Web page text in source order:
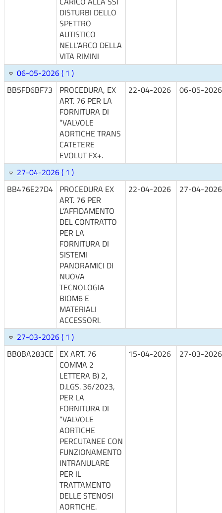
DISTURBI DELLO
SPETTRO
AUTISTICO
NELL’ARCO DELLA
VITA RIMINI
06-05-2026 ( 1 )
BB5FD6BF73
PROCEDURA, EX
ART. 76 PER LA
FORNITURA DI
“VALVOLE
AORTICHE TRANS
CATETERE
EVOLUT FX+.
22-04-2026 06-05-2026
27-04-2026 ( 1 )
BB476E27D4 PROCEDURA EX
ART. 76 PER
L’AFFIDAMENTO
DEL CONTRATTO
PER LA
FORNITURA DI
SISTEMI
PANORAMICI DI
NUOVA
TECNOLOGIA
BIOM6 E
MATERIALI
ACCESSORI.
22-04-2026 27-04-2026
27-03-2026 ( 1 )
BB0BA283CE EX ART. 76
COMMA 2
LETTERA B) 2,
D.LGS. 36/2023,
PER LA
FORNITURA DI
“VALVOLE
AORTICHE
PERCUTANEE CON
FUNZIONAMENTO
INTRANULARE
PER IL
TRATTAMENTO
DELLE STENOSI
AORTICHE.
15-04-2026 27-03-2026